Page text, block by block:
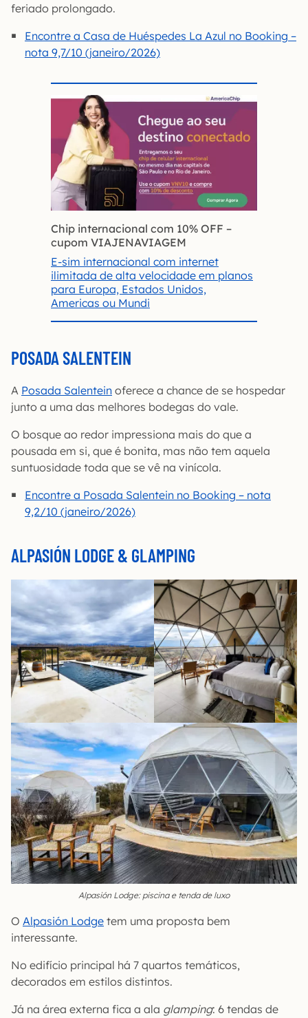
feriado prolongado.
Encontre a Casa de Huéspedes La Azul no Booking –
nota 9,7/10 (janeiro/2026)
Chip internacional com 10% OFF –
cupom VIAJENAVIAGEM
E-sim internacional com internet
ilimitada de alta velocidade em planos
para Europa, Estados Unidos,
Americas ou Mundi
POSADA SALENTEIN
A Posada Salentein oferece a chance de se hospedar
junto a uma das melhores bodegas do vale.
O bosque ao redor impressiona mais do que a
pousada em si, que é bonita, mas não tem aquela
suntuosidade toda que se vê na vinícola.
Encontre a Posada Salentein no Booking – nota
9,2/10 (janeiro/2026)
ALPASIÓN LODGE & GLAMPING
Alpasión Lodge: piscina e tenda de luxo
O Alpasión Lodge tem uma proposta bem
interessante.
No edifício principal há 7 quartos temáticos,
decorados em estilos distintos.
Já na área externa fica a ala glamping: 6 tendas de